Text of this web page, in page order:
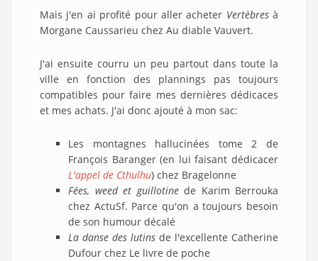
Mais j'en ai profité pour aller acheter Vertèbresà
Morgane Caussarieu chez Au diable Vauvert.
J'ai ensuite courru un peu partout dans toute la
ville en fonction des plannings pas toujours
compatibles pour faire mes dernières dédicaces
et mes achats. J'ai donc ajouté à mon sac:
Les montagnes hallucinées tome 2 de
François Baranger (en lui faisant dédicacer
L'appel de Cthulhu) chez Bragelonne
Fées, weed et guillotinede Karim Berrouka
chez ActuSf. Parce qu'on a toujours besoin
de son humour décalé
La danse des lutins de l'excellente Catherine
Dufour chez Le livre de poche